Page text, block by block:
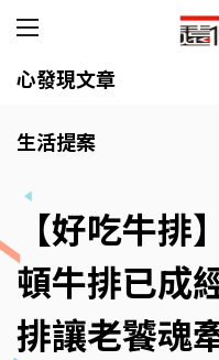
心發現文章
生活提案
【好吃牛排
頓牛排已成
排讓老饕魂